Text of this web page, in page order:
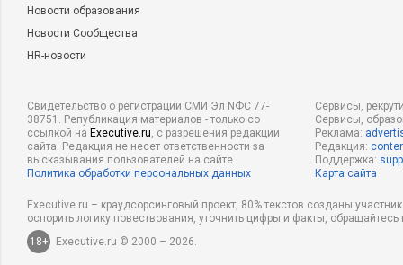
Новости образования
Новости Сообщества
HR-новости
Свидетельство о регистрации СМИ Эл NФС 77-
38751. Републикация материалов - только со
ссылкой на Executive.ru, с разрешения редакции
сайта. Редакция не несет ответственности за
высказывания пользователей на сайте.
Политика обработки персональных данных
Сервисы,
Сервисы,
Реклама:
Редакция:
Поддержка:
Карта сайта
Executive.ru – краудсорсинговый проект, 80% текстов созданы
оспорить логику повествования, уточнить цифры и факты,
18+
Executive.ru © 2000 – 2026.